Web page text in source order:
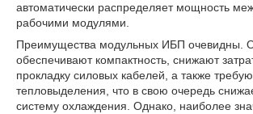
автоматически распределяет мощность
рабочими модулями.
Преимущества модульных ИБП очевидны.
обеспечивают компактность, снижают
прокладку силовых кабелей, а также
тепловыделения, что в свою очередь
систему охлаждения. Однако, наиболее